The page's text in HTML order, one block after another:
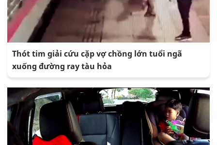
Thót tim giải cứu cặp vợ chồng lớn tuổi ngã
xuống đường ray tàu hỏa